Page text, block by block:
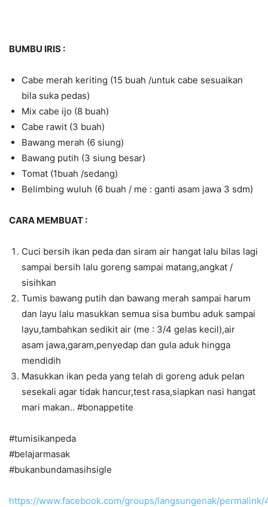
BUMBU IRIS :
Cabe merah keriting (15 buah /untuk cabe sesuaikan
bila suka pedas)
Mix cabe ijo (8 buah)
Cabe rawit (3 buah)
Bawang merah (6 siung)
Bawang putih (3 siung besar)
Tomat (1buah /sedang)
Belimbing wuluh (6 buah / me : ganti asam jawa 3 sdm)
CARA MEMBUAT :
Cuci bersih ikan peda dan siram air hangat lalu bilas lagi
sampai bersih lalu goreng sampai matang,angkat /
sisihkan
Tumis bawang putih dan bawang merah sampai harum
dan layu lalu masukkan semua sisa bumbu aduk sampai
layu,tambahkan sedikit air (me : 3/4 gelas kecil),air
asam jawa,garam,penyedap dan gula aduk hingga
mendidih
Masukkan ikan peda yang telah di goreng aduk pelan
sesekali agar tidak hancur,test rasa,siapkan nasi hangat
mari makan.. #bonappetite
#tumisikanpeda
#belajarmasak
#bukanbundamasihsigle
https://www.facebook.com/groups/langsungenak/